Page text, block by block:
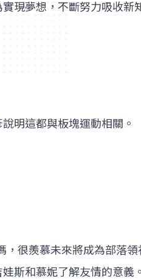
現夢想，不斷努力吸收
明這都與板塊運動相關。
很羨慕未來將成為部落
斯和慕妮了解友情的意義。